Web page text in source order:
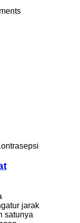
jarak
satunya